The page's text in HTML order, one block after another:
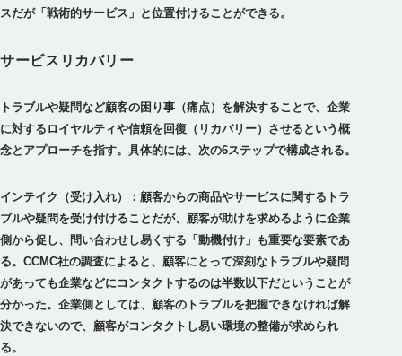
スだが「戦術的サービス」と位置付けることができる。
サービスリカバリー
トラブルや疑問など顧客の困り事（痛点）を解決することで、企業
に対するロイヤルティや信頼を回復（リカバリー）させるという概
念とアプローチを指す。具体的には、次の6ステップで構成される。
インテイク（受け入れ）： 顧客からの商品やサービスに関するトラ
ブルや疑問を受け付けることだが、顧客が助けを求めるように企業
側から促し、問い合わせし易くする「動機付け」も重要な要素であ
る。CCMC社の調査によると、顧客にとって深刻なトラブルや疑問
があっても企業などにコンタクトするのは半数以下だということが
分かった。企業側としては、顧客のトラブルを把握できなければ解
決できないので、顧客がコンタクトし易い環境の整備が求められ
る。